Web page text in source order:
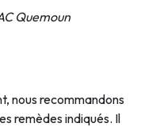
Quemoun
nous recommandons
remèdes indiqués. Il